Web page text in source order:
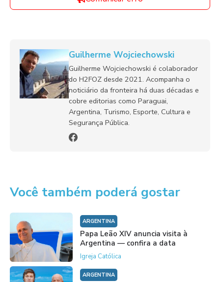
Guilherme Wojciechowski
Guilherme Wojciechowski é colaborador
do H2FOZ desde 2021. Acompanha o
noticiário da fronteira há duas décadas e
cobre editorias como Paraguai,
Argentina, Turismo, Esporte, Cultura e
Segurança Pública.
Você também poderá gostar
ARGENTINA
Papa Leão XIV anuncia visita à
Argentina — confira a data
Igreja Católica
ARGENTINA